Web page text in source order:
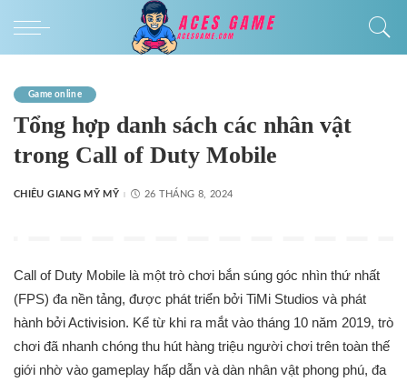
Game online
Tổng hợp danh sách các nhân vật
trong Call of Duty Mobile
CHIÊU GIANG MỸ MỸ 26 THÁNG 8, 2024
Call of Duty Mobile là một trò chơi bắn súng góc nhìn thứ nhất
(FPS) đa nền tảng, được phát triển bởi TiMi Studios và phát
hành bởi Activision. Kể từ khi ra mắt vào tháng 10 năm 2019, trò
chơi đã nhanh chóng thu hút hàng triệu người chơi trên toàn thế
giới nhờ vào gameplay hấp dẫn và dàn nhân vật phong phú, đa